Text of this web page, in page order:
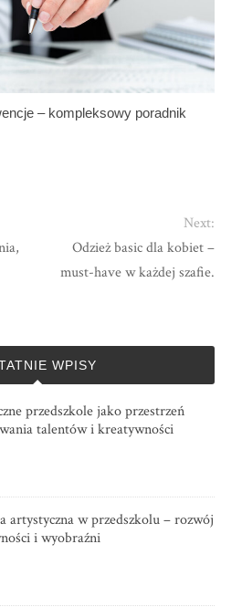
– kompleksowy poradnik
Next:
Odzież basic dla kobiet –
must-have w każdej szafie.
WPISY
przedszkole jako przestrzeń
talentów i kreatywności
artystyczna w przedszkolu – rozwój
i wyobraźni